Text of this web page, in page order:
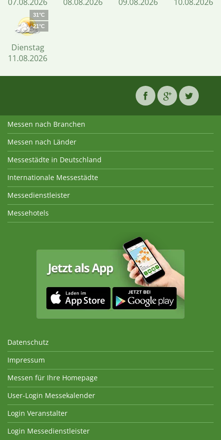
31°C
21°C
Dienstag
11.08.2026
Messen nach Branchen
Messen nach Länder
Messestädte in Deutschland
Internationale Messestädte
Messedienstleister
Messehotels
Datenschutz
Impressum
Messen für Ihre Homepage
User-Login Messekalender
Login Veranstalter
Login Messedienstleister